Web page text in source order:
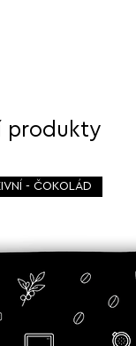
produkty
- ČOKOLÁD